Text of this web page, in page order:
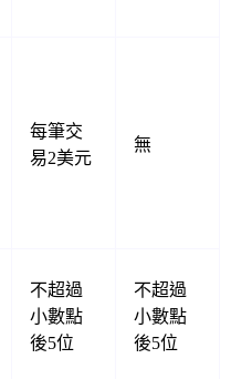
每筆交
易2美元
無
不超過
小數點
後5位
不超過
小數點
後5位